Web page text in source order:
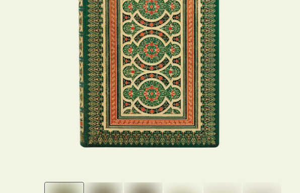
Previous thumbnails